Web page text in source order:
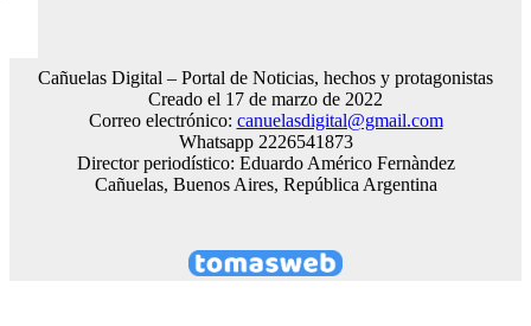
Cañuelas Digital – Portal de Noticias, hechos y protagonistas
Creado el 17 de marzo de 2022
Correo electrónico: canuelasdigital@gmail.com
Whatsapp 2226541873
Director periodístico: Eduardo Américo Fernàndez
Cañuelas, Buenos Aires, República Argentina